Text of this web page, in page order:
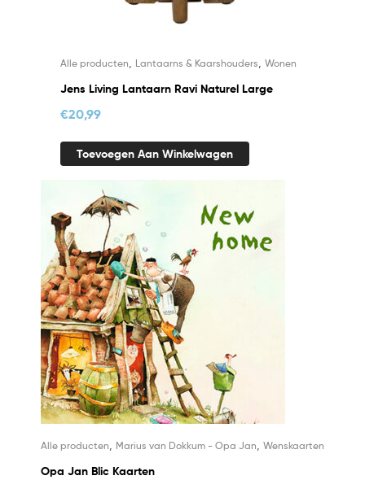
Alle producten Lantaarns & Kaarshouders Wonen
Jens Living Lantaarn Ravi Naturel Large
€20,99
Toevoegen Aan Winkelwagen
Alle producten Marius van Dokkum - Opa Jan Wenskaarten
Opa Jan Blic Kaarten